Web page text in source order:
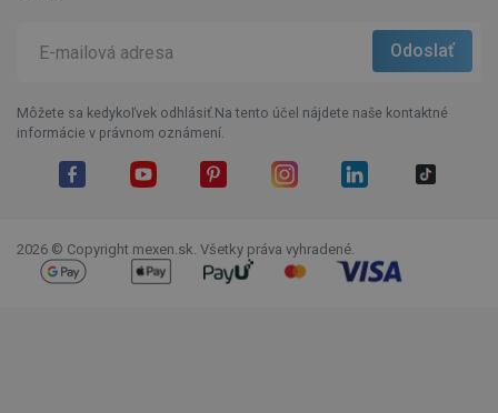
Môžete sa kedykoľvek odhlásiť.Na tento účel nájdete naše kontaktné
informácie v právnom oznámení.
2026 © Copyright mexen.sk. Všetky práva vyhradené.